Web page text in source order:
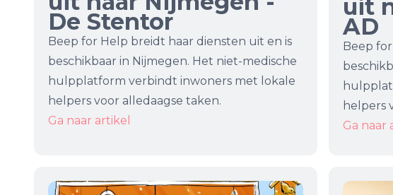
De Stentor
Beep for Help breidt haar diensten uit en is
beschikbaar in Nijmegen. Het niet-medische
hulpplatform verbindt inwoners met lokale
helpers voor alledaagse taken.
Ga naar artikel
uit
AD
Beep
helpers
Ga naar